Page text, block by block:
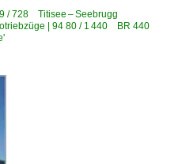
/ 728 Titisee – Seebrugg
| 94 80 / 1 440 BR 440